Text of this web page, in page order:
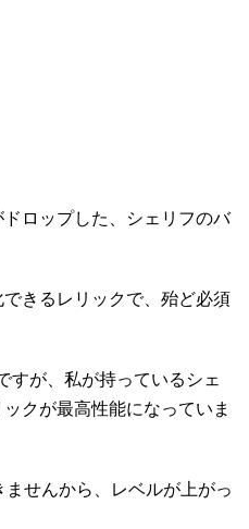
ロップした、シェリフのバ
きるレリックで、殆ど必須
すが、私が持っているシェ
クが最高性能になっていま
せんから、レベルが上がっ